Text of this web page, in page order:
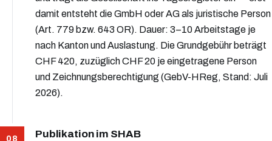
damit entsteht die GmbH oder AG als juristische Person
(Art. 779 bzw. 643 OR). Dauer: 3–10 Arbeitstage je
nach Kanton und Auslastung. Die Grundgebühr beträgt
CHF 420, zuzüglich CHF 20 je eingetragene Person
und Zeichnungsberechtigung (GebV-HReg, Stand: Juli
2026).
Publikation im SHAB